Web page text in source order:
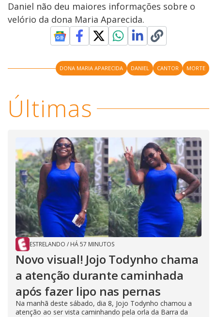
Daniel não deu maiores informações sobre o
velório da dona Maria Aparecida.
DONA MARIA APARECIDA DANIEL CANTOR MORTE
Últimas
ESTRELANDO / HÁ 57 MINUTOS
Novo visual! Jojo Todynho chama
a atenção durante caminhada
após fazer lipo nas pernas
Na manhã deste sábado, dia 8, Jojo Todynho chamou a
atenção ao ser vista caminhando pela orla da Barra da